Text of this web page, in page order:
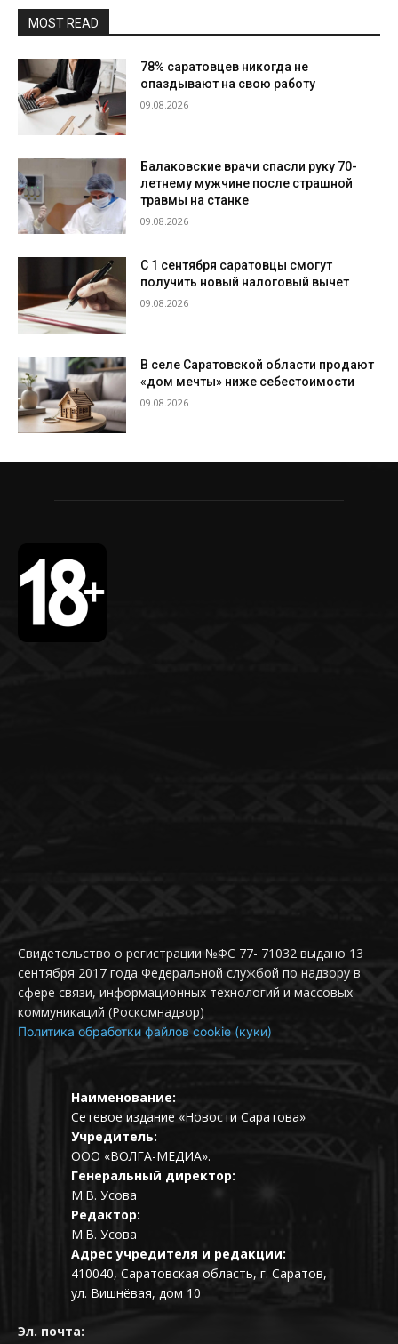
MOST READ
78% саратовцев никогда не
опаздывают на свою работу
09.08.2026
Балаковские врачи спасли руку 70-
летнему мужчине после страшной
травмы на станке
09.08.2026
С 1 сентября саратовцы смогут
получить новый налоговый вычет
09.08.2026
В селе Саратовской области продают
«дом мечты» ниже себестоимости
09.08.2026
Свидетельство о регистрации №ФС 77- 71032 выдано 13
сентября 2017 года Федеральной службой по надзору в
сфере связи, информационных технологий и массовых
коммуникаций (Роскомнадзор)
Политика обработки файлов cookie (куки)
Наименование:
Сетевое издание «Новости Саратова»
Учредитель:
ООО «ВОЛГА-МЕДИА».
Генеральный директор:
М.В. Усова
Редактор:
М.В. Усова
Адрес учредителя и редакции:
410040, Саратовская область, г. Саратов,
ул. Вишнёвая, дом 10
Эл. почта: